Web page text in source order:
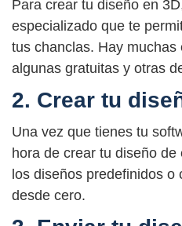
Para crear tu diseño en
especializado que te
tus chanclas. Hay
algunas gratuitas y otras
2. Crear tu
Una vez que tienes tu
hora de crear tu diseño
los diseños predefinidos o
desde cero.